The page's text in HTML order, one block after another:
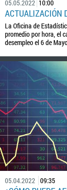
05.05.2022 10:00
ACTUALIZACIÓN
La Oficina de
promedio por hora, el
desempleo el 6 de
05.04.2022 09:35